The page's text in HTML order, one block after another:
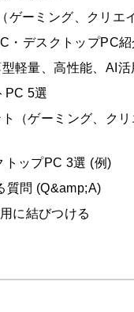
ゲーミング、クリエ
デスクトップPC紹
軽量、高性能、AI活
PC 5選
（ゲーミング、ク
トップPC 3選 (例)
質問 (Q&amp;A)
に結びつける